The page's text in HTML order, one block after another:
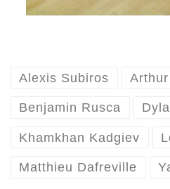
Alexis Subiros
Benjamin Rusca
Khamkhan Kadgiev
Matthieu Dafreville